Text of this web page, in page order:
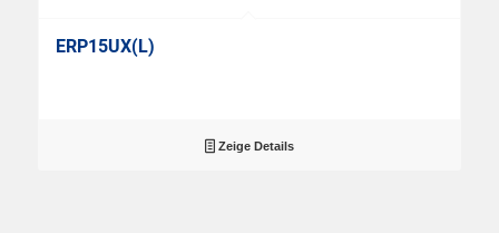
ERP15UX(L)
Zeige Details